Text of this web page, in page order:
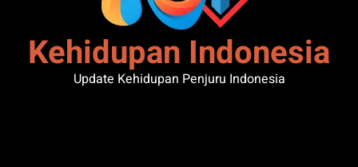
Kehidupan Indonesia
Update Kehidupan Penjuru Indonesia